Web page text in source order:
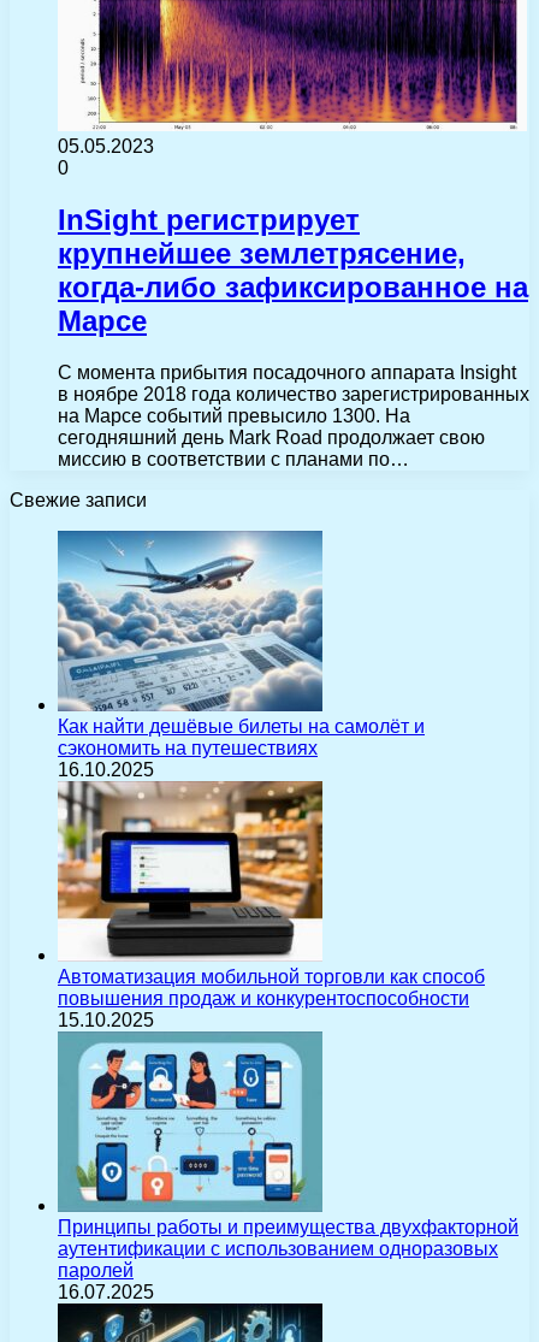
05.05.2023
0
InSight регистрирует
крупнейшее землетрясение,
когда-либо зафиксированное на
Марсе
С момента прибытия посадочного аппарата Insight
в ноябре 2018 года количество зарегистрированных
на Марсе событий превысило 1300. На
сегодняшний день Mark Road продолжает свою
миссию в соответствии с планами по…
Свежие записи
Как найти дешёвые билеты на самолёт и
сэкономить на путешествиях
16.10.2025
Автоматизация мобильной торговли как способ
повышения продаж и конкурентоспособности
15.10.2025
Принципы работы и преимущества двухфакторной
аутентификации с использованием одноразовых
паролей
16.07.2025